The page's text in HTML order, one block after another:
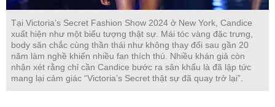
Tại Victoria’s Secret Fashion Show 2024 ở New York, Candice
xuất hiện như một biểu tượng thật sự. Mái tóc vàng đặc trưng,
body săn chắc cùng thần thái như không thay đổi sau gần 20
năm làm nghề khiến nhiều fan thích thú. Nhiều khán giả còn
nhận xét rằng chỉ cần Candice bước ra sân khấu là đã lập tức
mang lại cảm giác “Victoria’s Secret thật sự đã quay trở lại”.